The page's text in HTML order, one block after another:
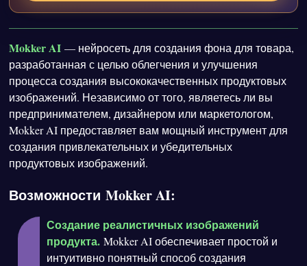
Mokker AI — нейросеть для создания фона для товара,
разработанная с целью облегчения и улучшения
процесса создания высококачественных продуктовых
изображений. Независимо от того, являетесь ли вы
предпринимателем, дизайнером или маркетологом,
Mokker AI предоставляет вам мощный инструмент для
создания привлекательных и убедительных
продуктовых изображений.
Возможности Mokker AI:
Создание реалистичных изображений
продукта. Mokker AI обеспечивает простой и
интуитивно понятный способ создания